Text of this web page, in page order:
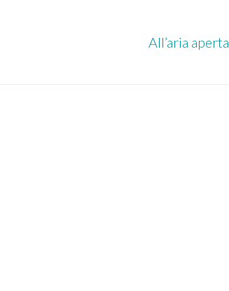
All’aria aperta